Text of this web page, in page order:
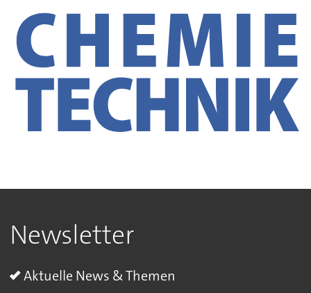
Newsletter
Aktuelle News & Themen